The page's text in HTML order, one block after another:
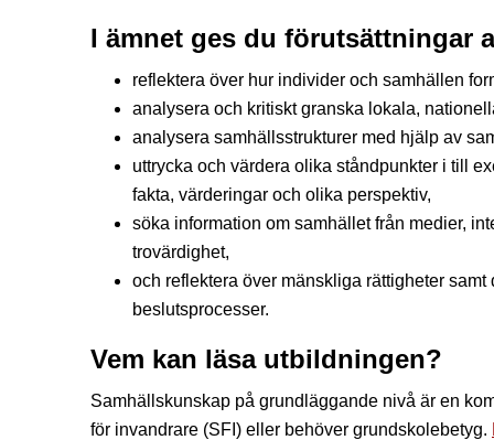
I ämnet ges du förutsättningar
reflektera över hur individer och samhällen
analysera och kritiskt granska lokala,
analysera samhällsstrukturer med hjälp av
uttrycka och värdera olika ståndpunkter i till
fakta, värderingar och olika perspektiv,
söka information om samhället från medier,
trovärdighet,
och reflektera över mänskliga rättigheter
beslutsprocesser.
Vem kan läsa utbildningen?
Samhällskunskap på grundläggande nivå är en
för invandrare (SFI) eller behöver grundskolebetyg.